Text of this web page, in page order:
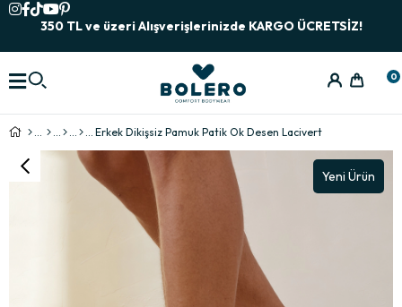
350 TL ve üzeri Alışverişlerinizde KARGO ÜCRETSİZ!
0
Erkek Dikişsiz Pamuk Patik Ok Desen Lacivert
Yeni Ürün